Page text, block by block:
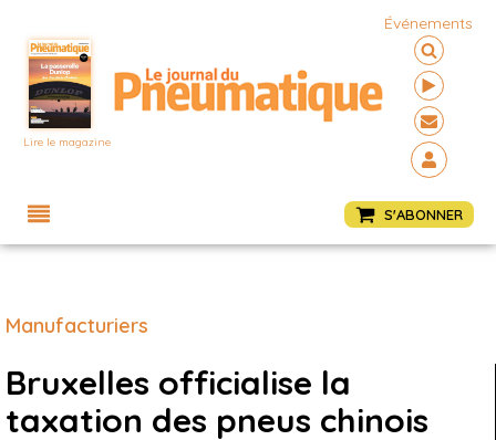
Lire le magazine
Événements
S'ABONNER
Manufacturiers
Bruxelles officialise la
taxation des pneus chinois